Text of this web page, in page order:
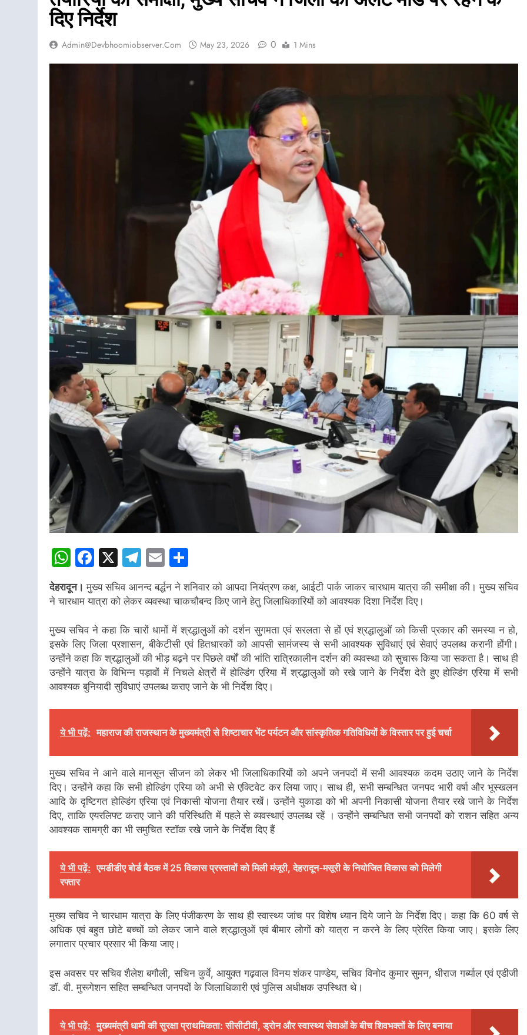
दिए निर्देश
Admin@devbhoomiobserver.com May 23, 2026 0 1 Mins
WhatsApp
Facebook
X Telegram
Email
देहरादून। मुख्य सचिव आनन्द बर्द्धन ने शनिवार को आपदा नियंत्रण कक्ष, आईटी पार्क जाकर चारधाम यात्रा की समीक्षा की। मुख्य सचिव
ने चारधाम यात्रा को लेकर व्यवस्था चाकचौबन्द किए जाने हेतु जिलाधिकारियों को आवश्यक दिशा निर्देश दिए।
मुख्य सचिव ने कहा कि चारों धामों में श्रद्धालुओं को दर्शन सुगमता एवं सरलता से हों एवं श्रद्धालुओं को किसी प्रकार की समस्या न हो,
इसके लिए जिला प्रशासन, बीकेटीसी एवं हितधारकों को आपसी सामंजस्य से सभी आवश्यक सुविधाएं एवं सेवाएं उपलब्ध करानी होंगी।
उन्होंने कहा कि श्रद्धालुओं की भीड़ बढ़ने पर पिछले वर्षों की भांति रात्रिकालीन दर्शन की व्यवस्था को सुचारू किया जा सकता है। साथ ही
उन्होंने यात्रा के विभिन्न पड़ावों में निचले क्षेत्रों में होल्डिंग एरिया में श्रद्धालुओं को रखे जाने के निर्देश देते हुए होल्डिंग एरिया में सभी
आवश्यक बुनियादी सुविधाएं उपलब्ध कराए जाने के भी निर्देश दिए।
ये भी पढ़ें: महाराज की राजस्थान के मुख्यमंत्री से शिष्टाचार भेंट पर्यटन और सांस्कृतिक गतिविधियों के विस्तार पर हुई चर्चा
मुख्य सचिव ने आने वाले मानसून सीजन को लेकर भी जिलाधिकारियों को अपने जनपदों में सभी आवश्यक कदम उठाए जाने के निर्देश
दिए। उन्होंने कहा कि सभी होल्डिंग एरिया को अभी से एक्टिवेट कर लिया जाए। साथ ही, सभी सम्बन्धित जनपद भारी वर्षा और भूस्खलन
आदि के दृष्टिगत होल्डिंग एरिया एवं निकासी योजना तैयार रखें। उन्होंने युकाडा को भी अपनी निकासी योजना तैयार रखे जाने के निर्देश
दिए, ताकि एयरलिफ्ट कराए जाने की परिस्थिति में पहले से व्यवस्थाएं उपलब्ध रहें । उन्होंने सम्बन्धित सभी जनपदों को राशन सहित अन्य
आवश्यक सामग्री का भी समुचित स्टॉक रखे जाने के निर्देश दिए हैं
ये भी पढ़ें: एमडीडीए बोर्ड बैठक में 25 विकास प्रस्तावों को मिली मंजूरी, देहरादून-मसूरी के नियोजित विकास को मिलेगी
रफ्तार
मुख्य सचिव ने चारधाम यात्रा के लिए पंजीकरण के साथ ही स्वास्थ्य जांच पर विशेष ध्यान दिये जाने के निर्देश दिए। कहा कि 60 वर्ष से
अधिक एवं बहुत छोटे बच्चों को लेकर जाने वाले श्रद्धालुओं एवं बीमार लोगों को यात्रा न करने के लिए प्रेरित किया जाए। इसके लिए
लगातार प्रचार प्रसार भी किया जाए।
इस अवसर पर सचिव शैलेश बगौली, सचिन कुर्वे, आयुक्त गढ़वाल विनय शंकर पाण्डेय, सचिव विनोद कुमार सुमन, धीराज गर्ब्याल एवं एडीजी
डॉ. वी. मुरूगेशन सहित सम्बन्धित जनपदों के जिलाधिकारी एवं पुलिस अधीक्षक उपस्थित थे।
ये भी पढ़ें: मुख्यमंत्री धामी की सुरक्षा प्राथमिकता: सीसीटीवी, ड्रोन और स्वास्थ्य सेवाओं के बीच शिवभक्तों के लिए बनाया